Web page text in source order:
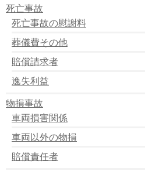
死亡事故
死亡事故の慰謝料
葬儀費その他
賠償請求者
逸失利益
物損事故
車両損害関係
車両以外の物損
賠償責任者